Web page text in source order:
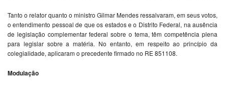
Tanto o relator quanto o ministro Gilmar Mendes ressalvaram, em seus votos,
o entendimento pessoal de que os estados e o Distrito Federal, na ausência
de legislação complementar federal sobre o tema, têm competência plena
para legislar sobre a matéria. No entanto, em respeito ao princípio da
colegialidade, aplicaram o precedente firmado no RE 851108.
Modulação